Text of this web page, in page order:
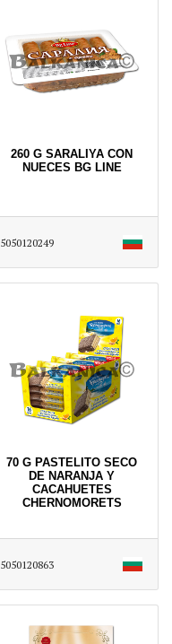
260 G SARALIYA CON
NUECES BG LINE
5050120249
70 G PASTELITO SECO
DE NARANJA Y
CACAHUETES
CHERNOMORETS
5050120863